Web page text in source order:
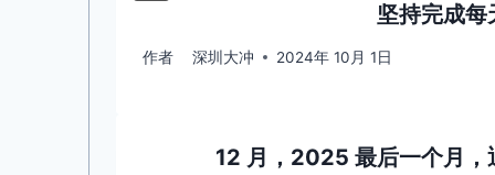
坚持完成每
作者 深圳大冲 2024年 10月 1日
12 月，2025 最后一个月，